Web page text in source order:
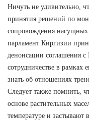
Ничуть не удивительно,
принятия решений по
сопровождения насущных
парламент Киргизии
денонсации соглашения с
сотрудничестве в рамках
знать об отношениях
Следует также помнить,
основе растительных
температуре и застывают